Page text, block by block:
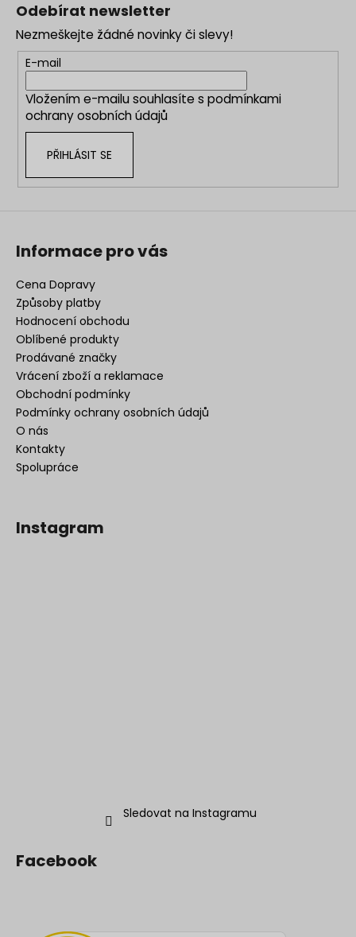
p
r
v
k
y
í
Odebírat newsletter
Nezmeškejte žádné novinky či slevy!
E-mail
Vložením e-mailu souhlasíte s podmínkami
ochrany osobních údajů
PŘIHLÁSIT SE
Informace pro vás
Cena Dopravy
Způsoby platby
Hodnocení obchodu
Oblíbené produkty
Prodávané značky
Vrácení zboží a reklamace
Obchodní podmínky
Podmínky ochrany osobních údajů
O nás
Kontakty
Spolupráce
Instagram
Sledovat na Instagramu
Facebook